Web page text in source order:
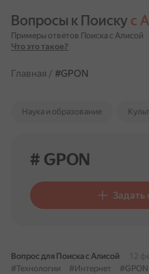
Вопросы к Поиску с
Примеры ответов Поиска с Алисой
Что это такое?
Главная / #GPON
Наука и образование
# GPON
Задать
Вопрос для Поиска с Алисой
12
#Технологии
#Интернет #GPON